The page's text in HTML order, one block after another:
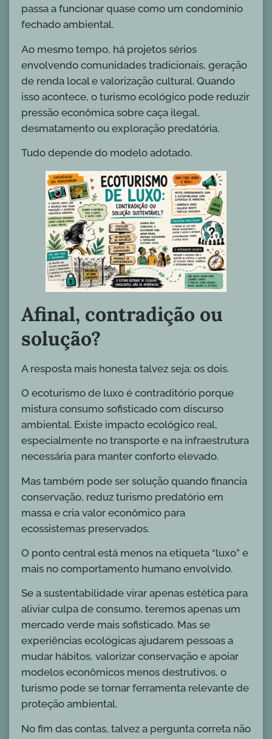
passa a funcionar quase como um condomínio
fechado ambiental.
Ao mesmo tempo, há projetos sérios
envolvendo comunidades tradicionais, geração
de renda local e valorização cultural. Quando
isso acontece, o turismo ecológico pode reduzir
pressão econômica sobre caça ilegal,
desmatamento ou exploração predatória.
Tudo depende do modelo adotado.
Afinal, contradição ou
solução?
A resposta mais honesta talvez seja: os dois.
O ecoturismo de luxo é contraditório porque
mistura consumo sofisticado com discurso
ambiental. Existe impacto ecológico real,
especialmente no transporte e na infraestrutura
necessária para manter conforto elevado.
Mas também pode ser solução quando financia
conservação, reduz turismo predatório em
massa e cria valor econômico para
ecossistemas preservados.
O ponto central está menos na etiqueta “luxo” e
mais no comportamento humano envolvido.
Se a sustentabilidade virar apenas estética para
aliviar culpa de consumo, teremos apenas um
mercado verde mais sofisticado. Mas se
experiências ecológicas ajudarem pessoas a
mudar hábitos, valorizar conservação e apoiar
modelos econômicos menos destrutivos, o
turismo pode se tornar ferramenta relevante de
proteção ambiental.
No fim das contas, talvez a pergunta correta não